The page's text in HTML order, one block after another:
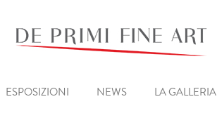
ESPOSIZIONI NEWS LA GALLERIA